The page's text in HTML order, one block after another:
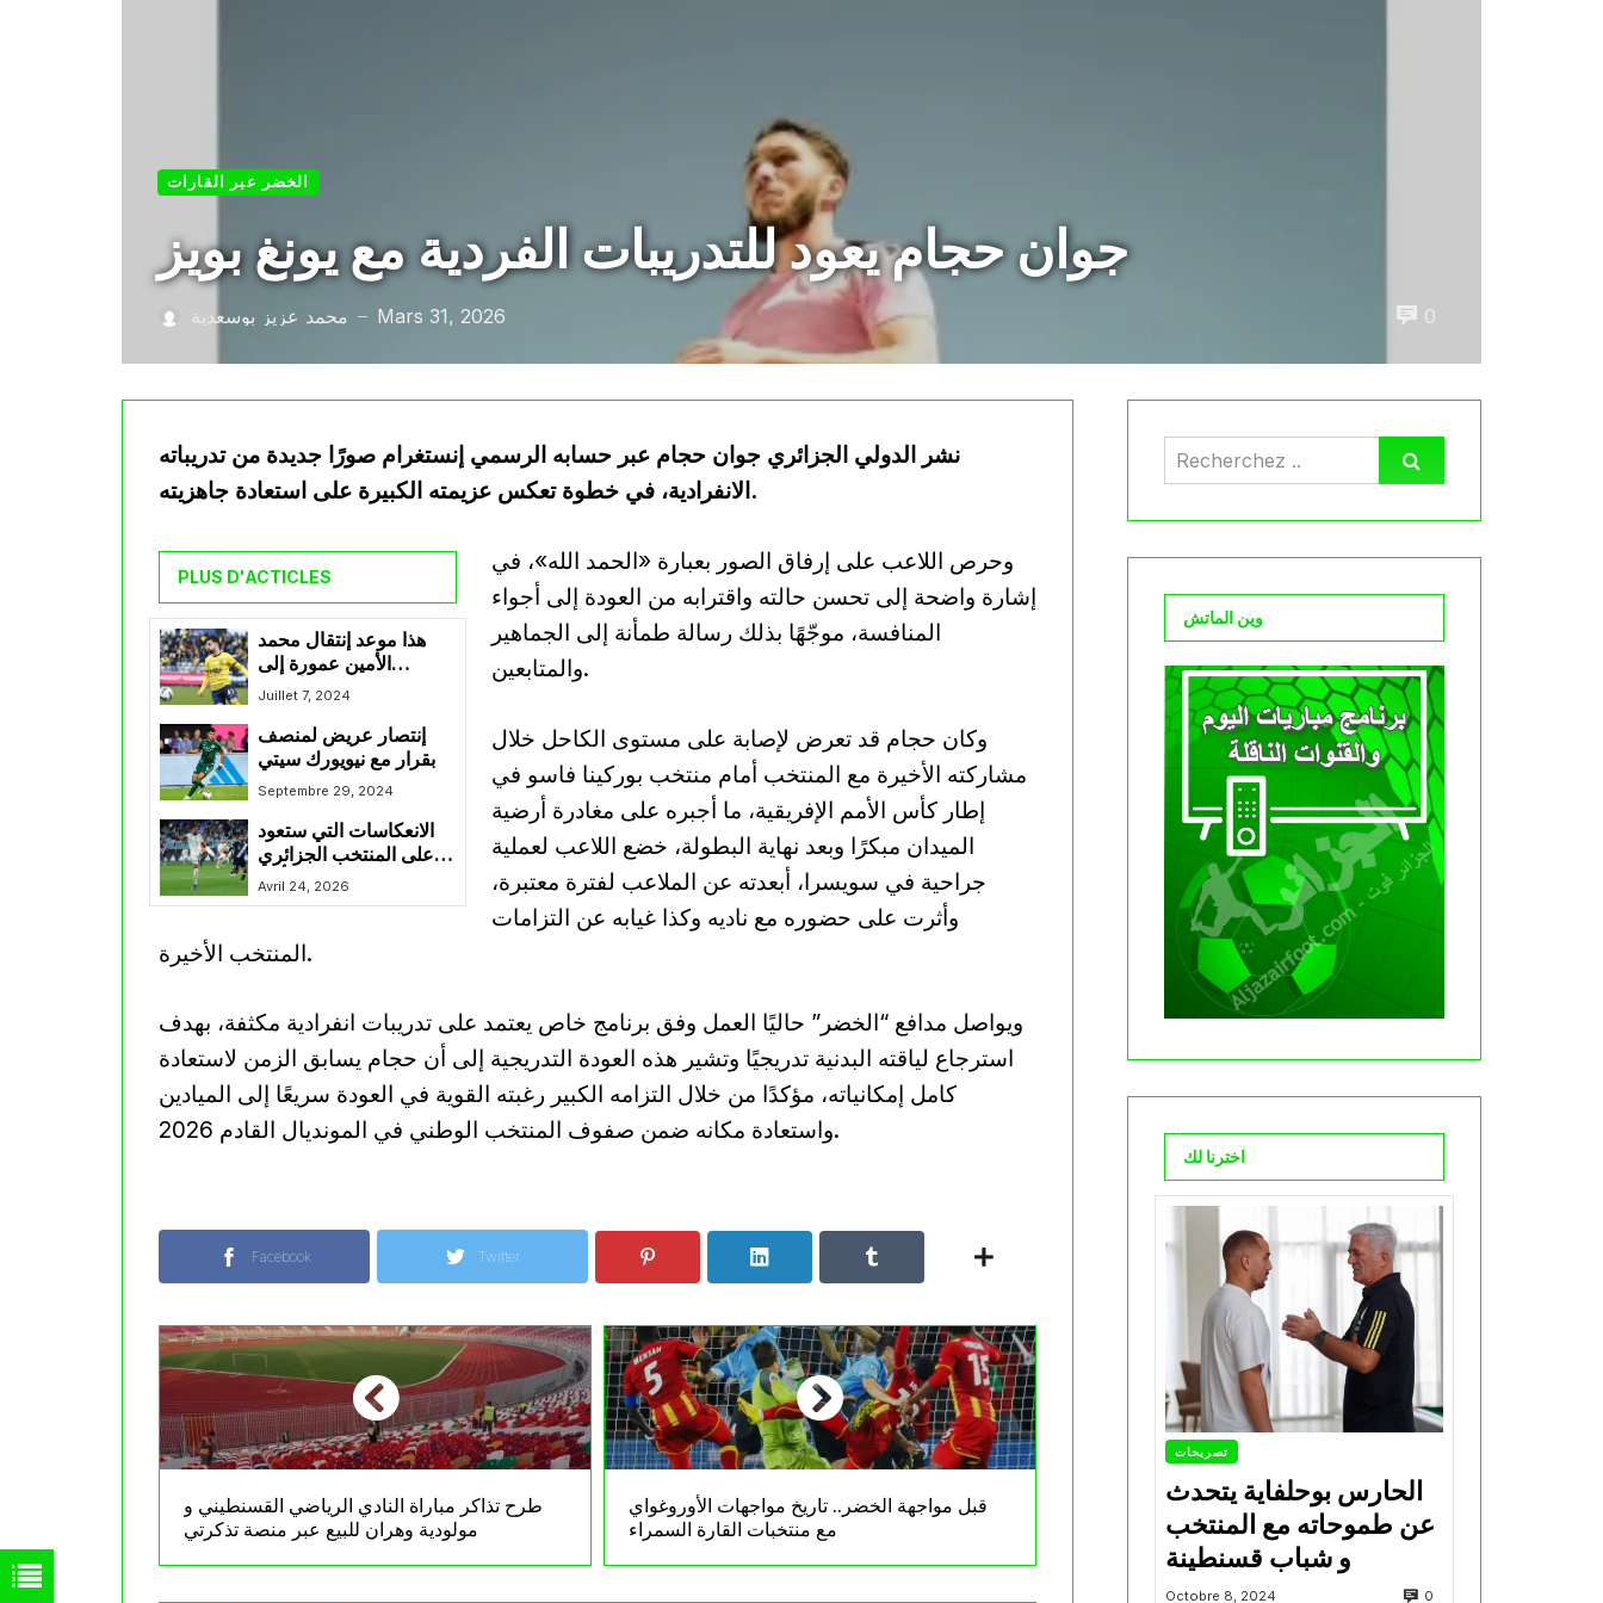
الخضر عبر القارات
جوان حجام يعود للتدريبات الفردية مع يونغ بويز
محمد عزيز بوسعدية — Mars 31, 2026 0
نشر الدولي الجزائري جوان حجام عبر حسابه الرسمي إنستغرام صورًا جديدة من تدريباته
الانفرادية، في خطوة تعكس عزيمته الكبيرة على استعادة جاهزيته.
PLUS D'ACTICLES
هذا موعد إنتقال محمد
الأمين عمورة إلى
فولسبورغ الألماني
Juillet 7, 2024
إنتصار عريض لمنصف
بقرار مع نيويورك سيتي
Septembre 29, 2024
الانعكاسات التي ستعود
على المنتخب الجزائري
حال فوز محرز بكأس
آسيا رفقة الأهلي
Avril 24, 2026
وحرص اللاعب على إرفاق الصور بعبارة «الحمد الله»، في
إشارة واضحة إلى تحسن حالته واقترابه من العودة إلى أجواء
المنافسة، موجّهًا بذلك رسالة طمأنة إلى الجماهير
والمتابعين.
وكان حجام قد تعرض لإصابة على مستوى الكاحل خلال
مشاركته الأخيرة مع المنتخب أمام منتخب بوركينا فاسو في
إطار كأس الأمم الإفريقية، ما أجبره على مغادرة أرضية
الميدان مبكرًا وبعد نهاية البطولة، خضع اللاعب لعملية
جراحية في سويسرا، أبعدته عن الملاعب لفترة معتبرة،
وأثرت على حضوره مع ناديه وكذا غيابه عن التزامات
المنتخب الأخيرة.
ويواصل مدافع “الخضر” حاليًا العمل وفق برنامج خاص يعتمد على تدريبات انفرادية مكثفة، بهدف
استرجاع لياقته البدنية تدريجيًا وتشير هذه العودة التدريجية إلى أن حجام يسابق الزمن لاستعادة
كامل إمكانياته، مؤكدًا من خلال التزامه الكبير رغبته القوية في العودة سريعًا إلى الميادين
واستعادة مكانه ضمن صفوف المنتخب الوطني في المونديال القادم 2026.
Facebook Twitter
طرح تذاكر مباراة النادي الرياضي القسنطيني و
مولودية وهران للبيع عبر منصة تذكرتي
قبل مواجهة الخضر.. تاريخ مواجهات الأوروغواي
مع منتخبات القارة السمراء
وين الماتش
اخترنا لك
تصريحات
الحارس بوحلفاية يتحدث
عن طموحاته مع المنتخب
و شباب قسنطينة
Octobre 8, 2024 0